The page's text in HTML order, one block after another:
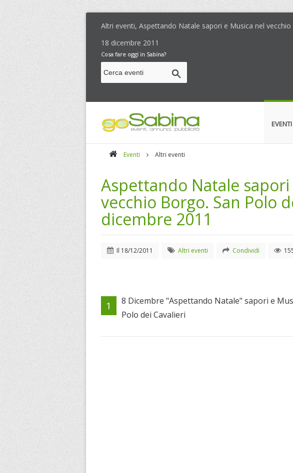
Altri eventi, Aspettando Natale sapori e Musica nel
18 dicembre 2011
Cosa fare oggi in Sabina?
Eventi Altri eventi
Aspettando Natale
vecchio Borgo. San Polo
dicembre 2011
Il 18/12/2011 Altri eventi Condividi
1
8 Dicembre "Aspettando Natale" sapori e
Polo dei Cavalieri